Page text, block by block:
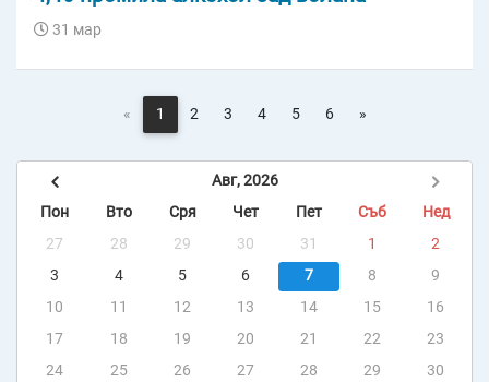
31 мар
« 1 2 3 4 5 6 »
Авг, 2026
Пон
Вто Сря Чет Пет Съб
Нед
27
28 29 30 31 1
2
3
4 5 6 7 8
9
10
11 12 13 14 15
16
17
18 19 20 21 22
23
24
25 26 27 28 29
30